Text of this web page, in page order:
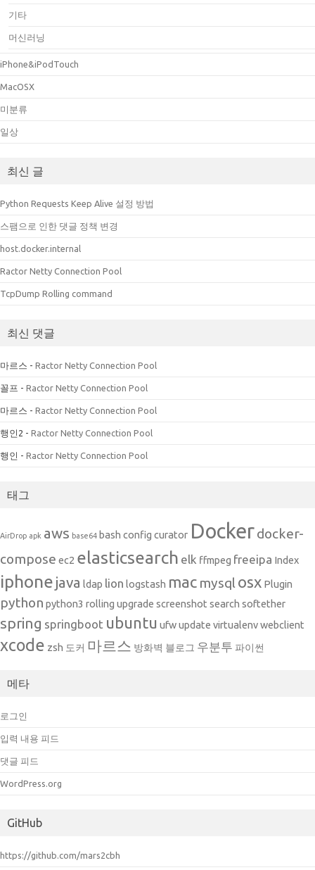
기타
머신러닝
iPhone&iPodTouch
MacOSX
미분류
일상
최신 글
Python Requests Keep Alive 설정 방법
스팸으로 인한 댓글 정책 변경
host.docker.internal
Ractor Netty Connection Pool
TcpDump Rolling command
최신 댓글
마르스 - Ractor Netty Connection Pool
꼴프 - Ractor Netty Connection Pool
마르스 - Ractor Netty Connection Pool
행인2 - Ractor Netty Connection Pool
행인 - Ractor Netty Connection Pool
태그
AirDrop apk aws base64 bash config curator Dockerdocker-
compose ec2 elasticsearch elk ffmpeg freeipa Index
iphone java ldap lion logstash mac mysql osx Plugin
python python3 rolling upgrade screenshot search softether
spring springboot ubuntu ufwupdate virtualenvwebclient
xcode zsh 도커 마르스 방화벽 블로그 우분투 파이썬
메타
로그인
입력 내용 피드
댓글 피드
WordPress.org
GitHub
https://github.com/mars2cbh